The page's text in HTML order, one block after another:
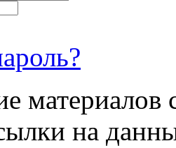
материалов
на